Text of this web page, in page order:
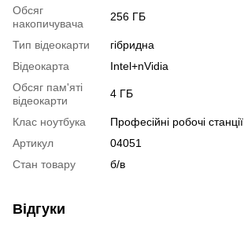
Обсяг
накопичувача
256 ГБ
Тип відеокарти
гібридна
Відеокарта
Intel+nVidia
Обсяг пам'яті
відеокарти
4 ГБ
Клас ноутбука
Професійні робочі станції
Артикул
04051
Стан товару
б/в
Відгуки